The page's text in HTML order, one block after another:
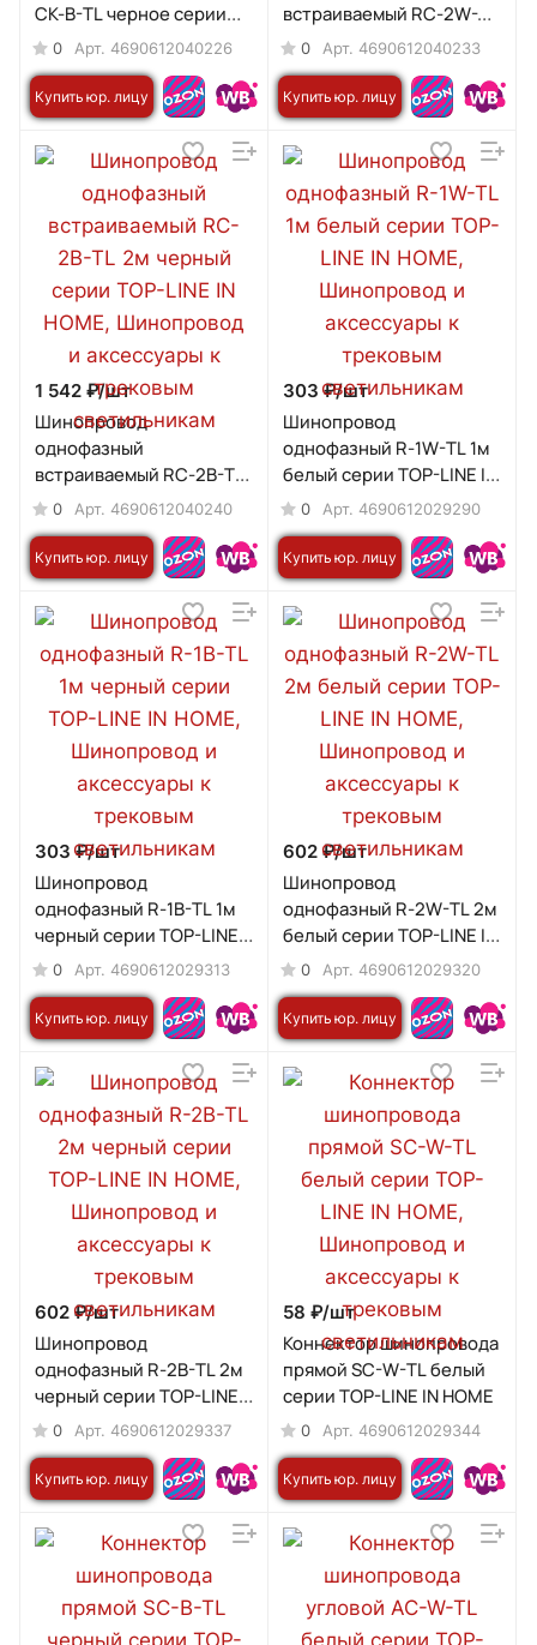
СК-B-TL черное серии
TOP-LINE IN HOME
0 Арт. 4690612040226
Купить юр. лицу
встраиваемый RC-2W-TL
2м белый серии TOP-
LINE IN HOME
0 Арт. 4690612040233
Купить юр. лицу
1 542 ₽/шт
Шинопровод
однофазный
встраиваемый RC-2B-TL
2м черный серии TOP-
LINE IN HOME
0 Арт. 4690612040240
Купить юр. лицу
303 ₽/шт
Шинопровод
однофазный R-1W-TL 1м
белый серии TOP-LINE IN
HOME
0 Арт. 4690612029290
Купить юр. лицу
303 ₽/шт
Шинопровод
однофазный R-1B-TL 1м
черный серии TOP-LINE
IN HOME
0 Арт. 4690612029313
Купить юр. лицу
602 ₽/шт
Шинопровод
однофазный R-2W-TL 2м
белый серии TOP-LINE IN
HOME
0 Арт. 4690612029320
Купить юр. лицу
602 ₽/шт
Шинопровод
однофазный R-2B-TL 2м
черный серии TOP-LINE
IN HOME
0 Арт. 4690612029337
Купить юр. лицу
58 ₽/шт
Коннектор шинопровода
прямой SC-W-TL белый
серии TOP-LINE IN HOME
0 Арт. 4690612029344
Купить юр. лицу